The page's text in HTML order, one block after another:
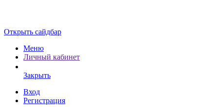
Открыть сайдбар
Меню
Личный кабинет
Закрыть
Вход
Регистрация